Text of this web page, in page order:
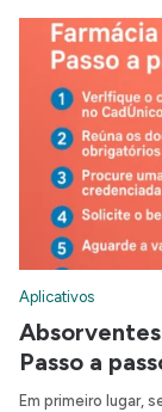
Aplicativos
Passo a
Em primeiro lugar,